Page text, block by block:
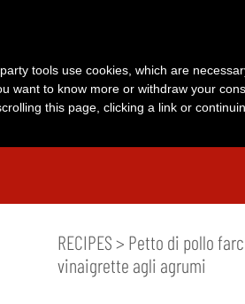
RECIPES > Petto di pollo
vinaigrette agli agrumi
tools use cookies, which are
want to know more or withdraw your
this page, clicking a link or